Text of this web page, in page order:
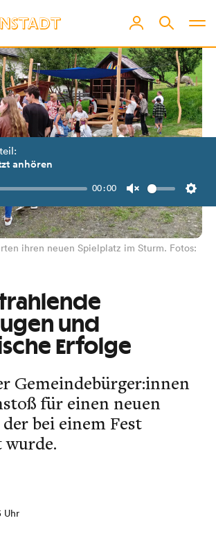
anhören
00:00
Unmute
ihren neuen Spielplatz im Sturm. Fotos:
und
Erfolge
Gemeindebürger:innen
für einen neuen
bei einem Fest
wurde.
Uhr